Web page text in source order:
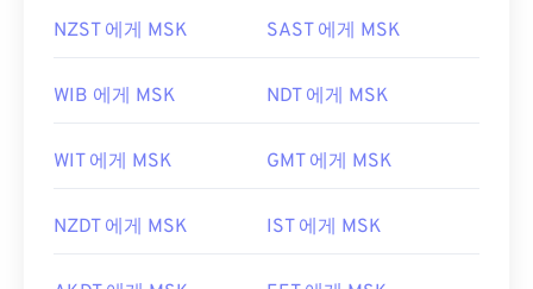
NZST 에게 MSK SAST 에게 MSK
WIB 에게 MSK NDT 에게 MSK
WIT 에게 MSK GMT 에게 MSK
NZDT 에게 MSK IST 에게 MSK